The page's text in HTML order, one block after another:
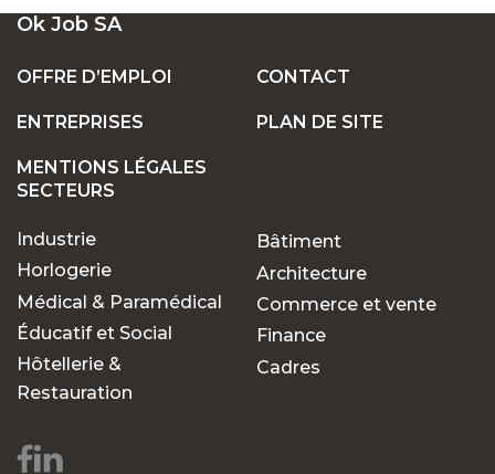
UN LARGE ÉVENTAIL D'EMPLOIS VACANTS
EN SUISSE
POSTES FIXES OU TEMPORAIRES :
POURQUOI CHOISIR OK JOB POUR VOS
RECHERCHES D'EMPLOIS ?
Des opportunités pour
chaque parcours
Ok Job SA
OFFRE D’EMPLOI
ENTREPRISES
MENTIONS LÉGALES
CONTACT
PLAN DE SITE
SECTEURS
Industrie
Horlogerie
Médical & Paramédical
Éducatif et Social
Hôtellerie &
Restauration
Bâtiment
Architecture
Commerce et vente
Finance
Cadres